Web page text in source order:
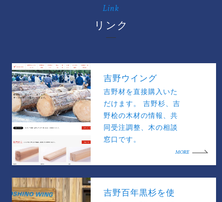
Link
リンク
吉野ウイング
吉野材を直接購入いた
だけます。 吉野杉、吉
野桧の木材の情報、共
同受注調整、木の相談
窓口です。
MORE
吉野百年黒杉を使